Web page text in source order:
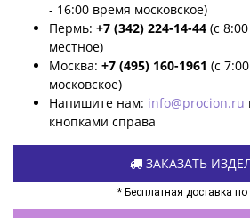
- 16:00 время московское)
Пермь: +7 (342) 224-14-44 (с
местное)
Москва: +7 (495) 160-1961 (с
московское)
Напишите нам: info@procion.ru
кнопками справа
ЗАКАЗАТЬ
* Бесплатная доставка